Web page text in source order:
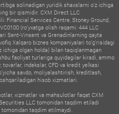
solinadigan yuridik shaxslarni o‘z ichiga
bir qismidir. CXM Direct LLC
Financial Services Centre, Stoney Ground,
(ro‘yxatga olish raqami: 444 LLC
Sent-Vinsent va Grenadinlarning qayta
Xalqaro biznes kompaniyalari to‘g‘risidagi
ichiga olgan holda) bilan taqiqlanmagan
faoliyat turlariga quyidagilar kiradi, ammo
indekslar, CFD va kredit yelkasi
savdo, moliyalashtirish, kreditlash,
hisob xizmatlari.
xizmatlar va mahsulotlar faqat CXM
LLC tomonidan taqdim etiladi
taqdim etilmaydi.